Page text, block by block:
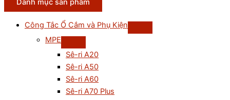
Công Tắc Ổ Cắm và Phụ Kiện
MPE
Sê-ri A20
Sê-ri A50
Sê-ri A60
Sê-ri A70 Plus